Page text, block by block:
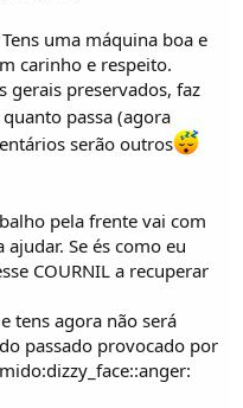
uma máquina boa e
carinho e respeito.
gerais preservados, faz
quanto passa (agora
serão outros
pela frente vai com
Se és como eu
COURNIL a recuperar
tens agora não será
passado provocado por